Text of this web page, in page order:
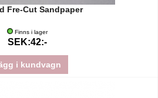
Fre-Cut Sandpaper
Finns i lager
SEK:42:-
i kundvagn